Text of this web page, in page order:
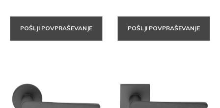
POŠLJI POVPRAŠEVANJE POŠLJI POVPRAŠEVANJE